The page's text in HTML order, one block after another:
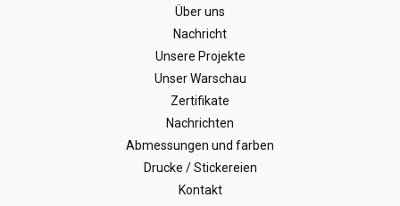
Über uns
Nachricht
Unsere Projekte
Unser Warschau
Zertifikate
Nachrichten
Abmessungen und farben
Drucke / Stickereien
Kontakt